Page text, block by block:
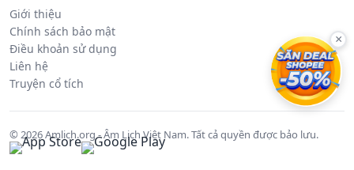
Giới thiệu
Chính sách bảo mật
Điều khoản sử dụng
Liên hệ
Truyện cổ tích
© 2026 Amlich.org - Âm Lịch Việt Nam. Tất cả quyền được bảo lưu.
×